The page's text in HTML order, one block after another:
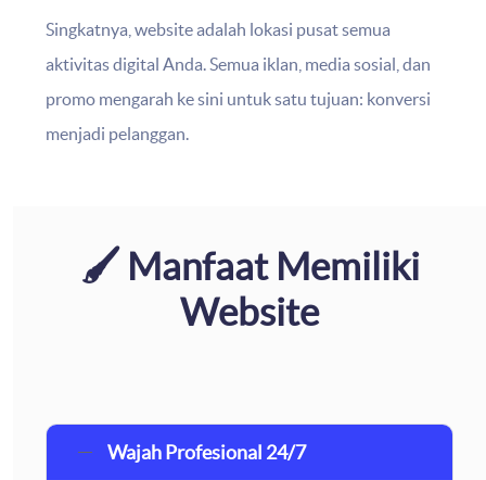
Singkatnya, website adalah lokasi pusat semua
aktivitas digital Anda. Semua iklan, media sosial, dan
promo mengarah ke sini untuk satu tujuan: konversi
menjadi pelanggan.
🖌️ Manfaat Memiliki
Website
Wajah Profesional 24/7